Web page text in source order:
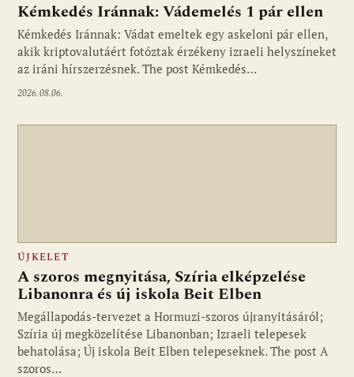
Kémkedés Iránnak: Vádemelés 1 pár ellen
Kémkedés Iránnak: Vádat emeltek egy askeloni pár ellen,
akik kriptovalutáért fotóztak érzékeny izraeli helyszíneket
az iráni hírszerzésnek. The post Kémkedés…
2026.08.06.
ÚJKELET
A szoros megnyitása, Szíria elképzelése
Libanonra és új iskola Beit Elben
Megállapodás-tervezet a Hormuzi-szoros újranyitásáról;
Szíria új megközelítése Libanonban; Izraeli telepesek
behatolása; Új iskola Beit Elben telepeseknek. The post A
szoros…